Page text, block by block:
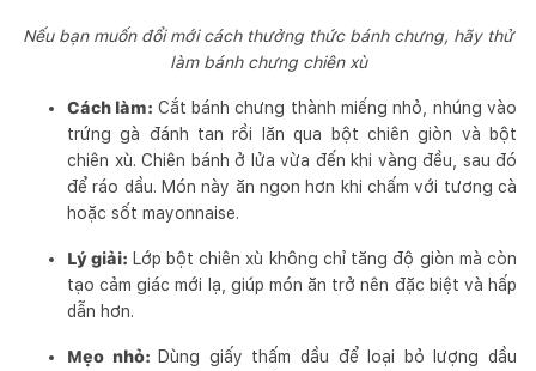
Nếu bạn muốn đổi mới cách thưởng thức bánh chưng, hãy thử
làm bánh chưng chiên xù
Cách làm: Cắt bánh chưng thành miếng nhỏ, nhúng vào
trứng gà đánh tan rồi lăn qua bột chiên giòn và bột
chiên xù. Chiên bánh ở lửa vừa đến khi vàng đều, sau đó
để ráo dầu. Món này ăn ngon hơn khi chấm với tương cà
hoặc sốt mayonnaise.
Lý giải: Lớp bột chiên xù không chỉ tăng độ giòn mà còn
tạo cảm giác mới lạ, giúp món ăn trở nên đặc biệt và hấp
dẫn hơn.
Mẹo nhỏ: Dùng giấy thấm dầu để loại bỏ lượng dầu